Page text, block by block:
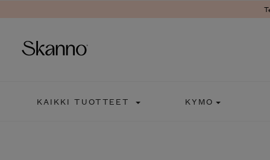
KAIKKI TUOTTEET KYMO